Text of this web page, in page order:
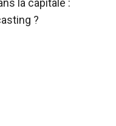
la capitale :
?